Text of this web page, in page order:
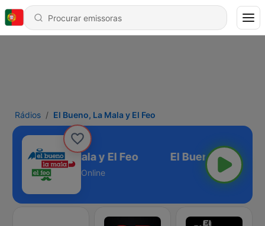
Rádios El Bueno, La Mala y El Feo
El Bueno, La Mala y El Feo
Online